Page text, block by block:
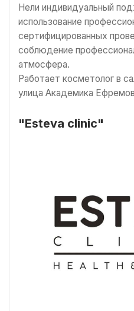
Нели индивидуальный
использование
сертифицированных
соблюдение
атмосфера.
Работает косметолог в
улица Академика
"Esteva clinic"